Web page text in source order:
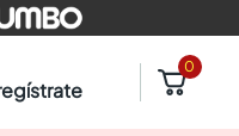
0